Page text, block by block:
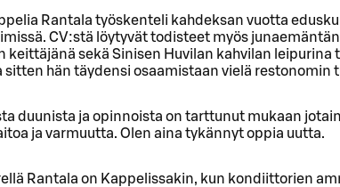
Rantala työskenteli kahdeksan vuotta
CV:stä löytyvät todisteet myös
keittäjänä sekä Sinisen Huvilan kahvilan leipurina
sitten hän täydensi osaamistaan vielä restonomin
duunista ja opinnoista on tarttunut mukaan
ja varmuutta. Olen aina tykännyt oppia uutta.
Rantala on Kappelissakin, kun kondiittorien